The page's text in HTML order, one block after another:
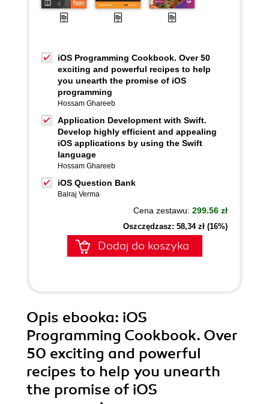
iOS Programming Cookbook. Over 50
exciting and powerful recipes to help
you unearth the promise of iOS
programming
Hossam Ghareeb
Application Development with Swift.
Develop highly efficient and appealing
iOS applications by using the Swift
language
Hossam Ghareeb
iOS Question Bank
Balraj Verma
Cena zestawu: 299.56 zł
Oszczędzasz: 58,34 zł (16%)
Dodaj do koszyka
Opis ebooka: iOS
Programming Cookbook. Over
50 exciting and powerful
recipes to help you unearth
the promise of iOS